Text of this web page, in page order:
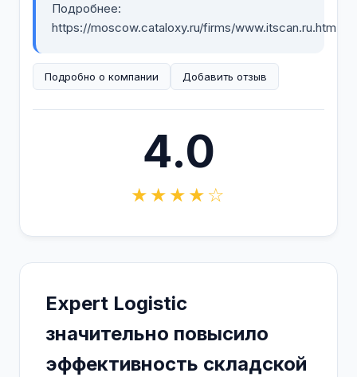
Подробнее:
https://moscow.cataloxy.ru/firms/www.itscan.ru.htm
Подробно о компании Добавить отзыв
4.0
★★★★☆
Expert Logistic
значительно повысило
эффективность складской